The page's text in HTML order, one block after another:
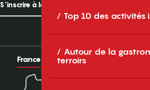
Top 10 des activités
Autour de la
terroirs
S'inscrire à la newsletter
France Europe